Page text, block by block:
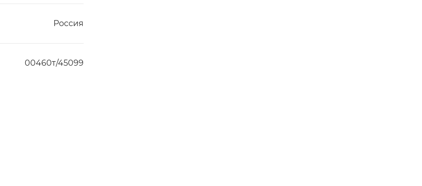
Россия
00460т/45099